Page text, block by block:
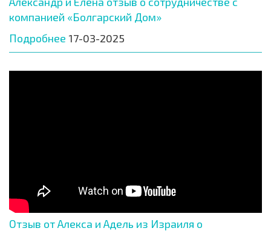
компанией «Болгарский Дом»
Подробнее 17-03-2025
Отзыв от Алекса и Адель из Израиля о